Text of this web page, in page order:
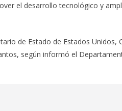
el desarrollo tecnológico y
de Estado de Estados Unidos,
según informó el